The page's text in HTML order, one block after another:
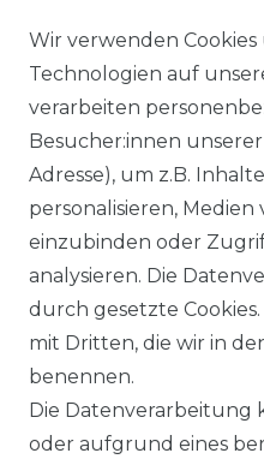
Ähnlicher
Venti -
ab
inkl. ges.
Wir verwenden
Technologien auf
verarbeiten
Besucher:innen unserer
Adresse), um z.B.
personalisieren,
einzubinden oder
analysieren. Die
durch gesetzte
mit Dritten, die wir in
benennen.
Die Datenverarbeitung
oder aufgrund eines